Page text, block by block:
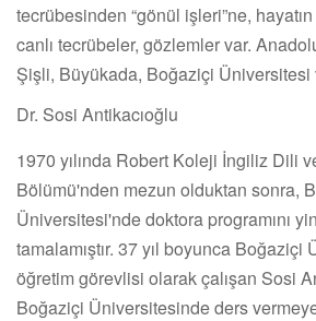
tecrübesinden “gönül işleri”ne,
canlı tecrübeler, gözlemler var.
Şişli, Büyükada, Boğaziçi Üniversitesi
Dr. Sosi Antikacıoğlu
1970 yılında Robert Koleji İngiliz Dili
Bölümü'nden mezun olduktan sonra,
Üniversitesi'nde doktora programını
tamalamıştır. 37 yıl boyunca Boğaziçi
öğretim görevlisi olarak çalışan Sosi
Boğaziçi Üniversitesinde ders